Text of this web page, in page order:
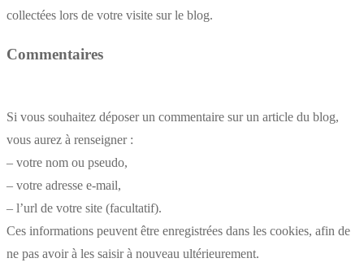
collectées lors de votre visite sur le blog.
Commentaires
Si vous souhaitez déposer un commentaire sur un article du blog,
vous aurez à renseigner :
– votre nom ou pseudo,
– votre adresse e-mail,
– l’url de votre site (facultatif).
Ces informations peuvent être enregistrées dans les cookies, afin de
ne pas avoir à les saisir à nouveau ultérieurement.